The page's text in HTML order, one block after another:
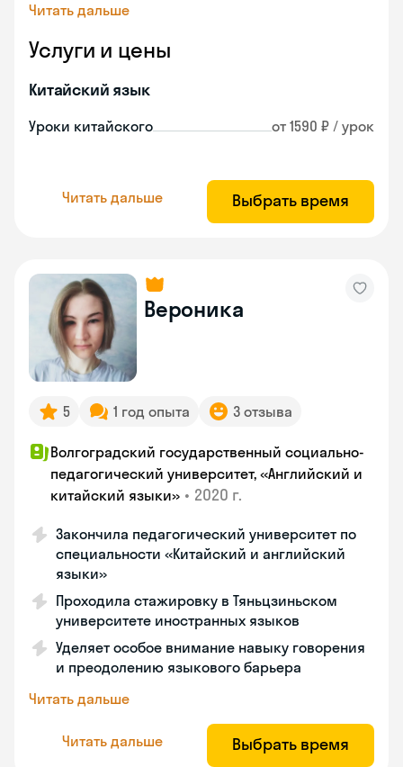
Читать дальше
Услуги и цены
Китайский язык
Уроки китайского от 1590 ₽ / урок
Читать дальше Выбрать время
Вероника
5 1 год опыта 3 отзыва
Волгоградский государственный социально-
педагогический университет, «Английский и
китайский языки» • 2020 г.
Закончила педагогический университет по
специальности «Китайский и английский
языки»
Проходила стажировку в Тяньцзиньском
университете иностранных языков
Уделяет особое внимание навыку говорения
и преодолению языкового барьера
Читать дальше
Читать дальше Выбрать время